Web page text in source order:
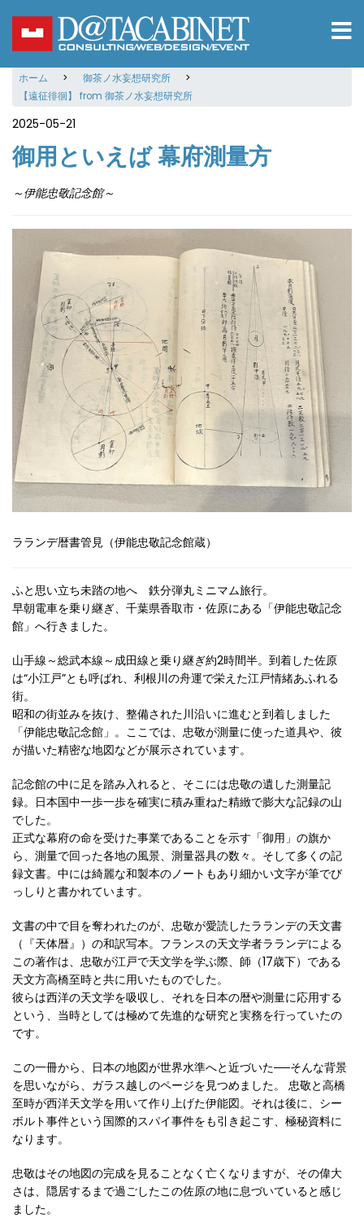
ホーム
御茶ノ水妄想研究所
【遠征徘徊】 from 御茶ノ水妄想研究所
2025-05-21
御用といえば 幕府測量方
～伊能忠敬記念館～
ラランデ暦書管見（伊能忠敬記念館蔵）
ふと思い立ち未踏の地へ 鉄分弾丸ミニマム旅行。
早朝電車を乗り継ぎ、千葉県香取市・佐原にある「伊能忠敬記念
館」へ行きました。
山手線～総武本線～成田線と乗り継ぎ約2時間半。到着した佐原
は“小江戸”とも呼ばれ、利根川の舟運で栄えた江戸情緒あふれる
街。
昭和の街並みを抜け、整備された川沿いに進むと到着しました
「伊能忠敬記念館」。ここでは、忠敬が測量に使った道具や、彼
が描いた精密な地図などが展示されています。
記念館の中に足を踏み入れると、そこには忠敬の遺した測量記
録。日本国中一歩一歩を確実に積み重ねた精緻で膨大な記録の山
でした。
正式な幕府の命を受けた事業であることを示す「御用」の旗か
ら、測量で回った各地の風景、測量器具の数々。そして多くの記
録文書。中には綺麗な和製本のノートもあり細かい文字が筆でび
っしりと書かれています。
文書の中で目を奪われたのが、忠敬が愛読したラランデの天文書
（『天体暦』）の和訳写本。フランスの天文学者ラランデによる
この著作は、忠敬が江戸で天文学を学ぶ際、師（17歳下）である
天文方高橋至時と共に用いたものでした。
彼らは西洋の天文学を吸収し、それを日本の暦や測量に応用する
という、当時としては極めて先進的な研究と実務を行っていたの
です。
この一冊から、日本の地図が世界水準へと近づいた──そんな背景
を思いながら、ガラス越しのページを見つめました。 忠敬と高橋
至時が西洋天文学を用いて作り上げた伊能図。それは後に、シー
ボルト事件という国際的スパイ事件をも引き起こす、極秘資料に
なります。
忠敬はその地図の完成を見ることなく亡くなりますが、その偉大
さは、隠居するまで過ごしたこの佐原の地に息づいていると感じ
ました。